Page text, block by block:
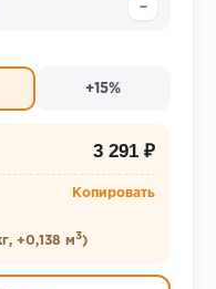
−
+15%
3 291 ₽
Копировать
+0,138 м3)